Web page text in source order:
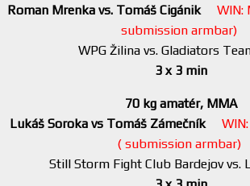
Roman Mrenka vs. Tomáš Cigánik WIN:
submission armbar)
WPG Žilina vs. Gladiators
3 x 3 min
70 kg amatér, MMA
Lukáš Soroka vs Tomáš Zámečník
( submission armbar)
Still Storm Fight Club Bardejov vs.